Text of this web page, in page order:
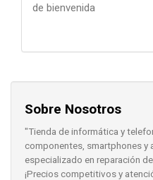
de bienvenida
Sobre Nosotros
"Tienda de informática y
componentes, smartphones y
especializado en reparación
¡Precios competitivos y